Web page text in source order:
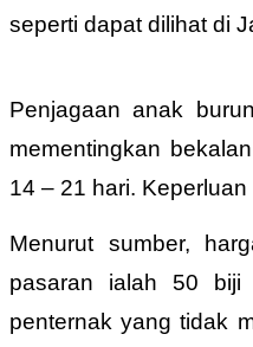
seperti dapat dilihat di
Penjagaan anak
mementingkan
14 – 21 hari.
Menurut sumber,
pasaran ialah 50 biji
penternak yang tidak